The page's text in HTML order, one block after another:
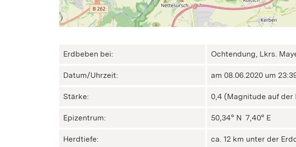
Erdbeben bei: Ochtendung, Lkrs.
Datum/Uhrzeit: am 08.06.2020 um
Stärke: 0,4 (Magnitude auf der
Epizentrum: 50,34° N ㅤ 7,40° E
Herdtiefe: ca. 12 km unter der